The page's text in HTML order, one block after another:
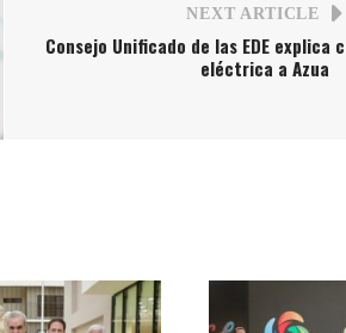
NEXT ARTICLE
Consejo Unificado de las EDE explica
eléctrica a Azua